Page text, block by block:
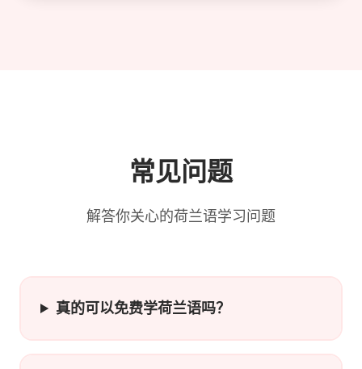
常见问题
解答你关心的荷兰语学习问题
真的可以免费学荷兰语吗？